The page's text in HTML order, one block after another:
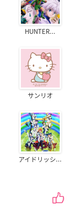
HUNTER...
サンリオ
アイドリッシ...